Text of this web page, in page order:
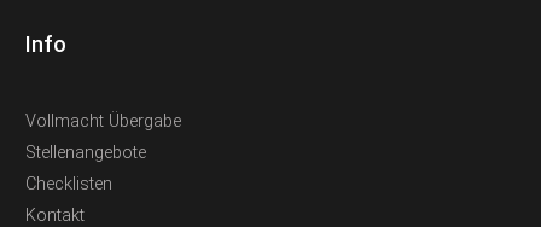
Info
Vollmacht Übergabe
Stellenangebote
Checklisten
Kontakt